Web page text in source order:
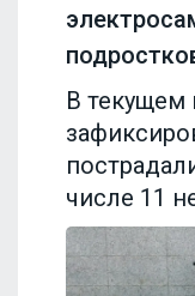
В текущем
числе 11